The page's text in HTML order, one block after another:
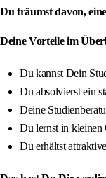
Du träumst davon,
Deine Vorteile im
Du kannst Dein
Du absolvierst ein
Deine
Du lernst in kleinen
Du erhältst